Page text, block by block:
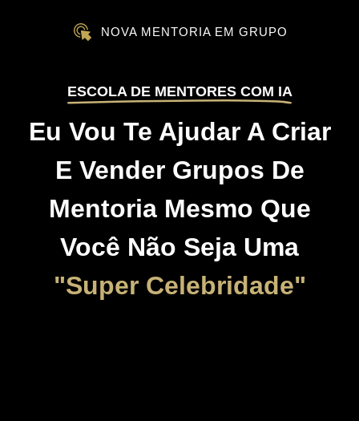
NOVA MENTORIA EM GRUPO
ESCOLA DE MENTORES COM IA
Eu Vou Te Ajudar A Criar
E Vender Grupos De
Mentoria Mesmo Que
Você Não Seja Uma
"Super Celebridade"